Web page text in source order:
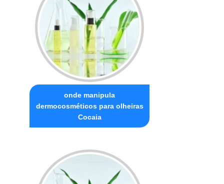
onde manipula
dermocosméticos para olheiras
Cocaia